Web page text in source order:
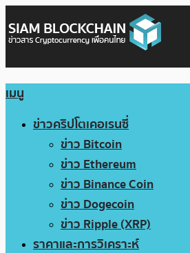
เมนู
ข่าวคริปโตเคอเรนซี่
ข่าว Bitcoin
ข่าว Ethereum
ข่าว Binance Coin
ข่าว Dogecoin
ข่าว Ripple (XRP)
ราคาและการวิเคราะห์